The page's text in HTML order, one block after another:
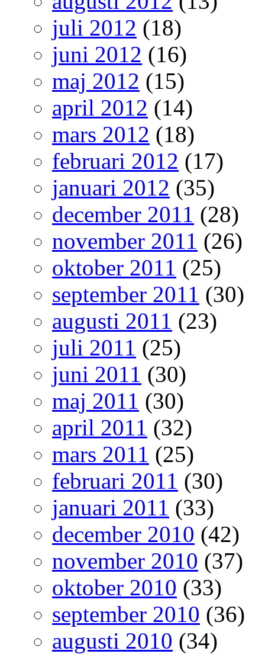
juli 2012 (18)
juni 2012 (16)
maj 2012 (15)
april 2012 (14)
mars 2012 (18)
februari 2012 (17)
januari 2012 (35)
december 2011 (28)
november 2011 (26)
oktober 2011 (25)
september 2011 (30)
augusti 2011 (23)
juli 2011 (25)
juni 2011 (30)
maj 2011 (30)
april 2011 (32)
mars 2011 (25)
februari 2011 (30)
januari 2011 (33)
december 2010 (42)
november 2010 (37)
oktober 2010 (33)
september 2010 (36)
augusti 2010 (34)